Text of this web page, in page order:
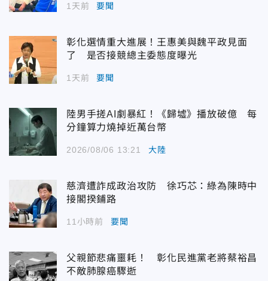
1天前 要聞
彰化選情重大進展！王惠美與魏平政見面
了 是否接競總主委態度曝光
1天前 要聞
陸男手搓AI劇暴紅！《歸墟》播放破億 每
分鐘算力燒掉近萬台幣
2026/08/06 13:21 大陸
慈濟遭詐成政治攻防 徐巧芯：綠為陳時中
接閣揆鋪路
11小時前 要聞
父親節悲痛噩耗！ 彰化民進黨老將蔡裕昌
不敵肺腺癌驟逝